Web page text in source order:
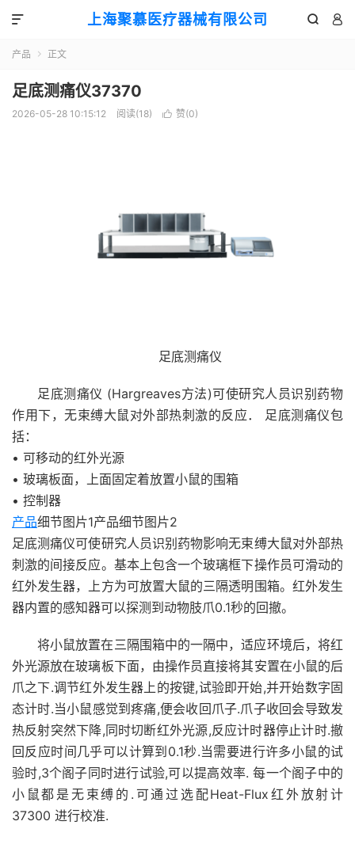
上海聚慕医疗器械有限公司  

产品  正文
足底测痛仪37370
2026-05-28 10:15:12 阅读(18)  赞(0)
足底测痛仪
足底测痛仪 (Hargreaves方法)可使研究人员识别药物
作用下，无束缚大鼠对外部热刺激的反应． 足底测痛仪包
括：
• 可移动的红外光源
• 玻璃板面，上面固定着放置小鼠的围箱
• 控制器
产品细节图片1产品细节图片2
足底测痛仪可使研究人员识别药物影响无束缚大鼠对外部热
刺激的间接反应。基本上包含一个玻璃框下操作员可滑动的
红外发生器，上方为可放置大鼠的三隔透明围箱。红外发生
器内置的感知器可以探测到动物肢爪0.1秒的回撤。
将小鼠放置在三隔围箱中的一隔中，适应环境后，将红
外光源放在玻璃板下面，由操作员直接将其安置在小鼠的后
爪之下.调节红外发生器上的按键,试验即开始,并开始数字固
态计时.当小鼠感觉到疼痛,便会收回爪子.爪子收回会导致发
热反射突然下降,同时切断红外光源,反应计时器停止计时.撤
回反应时间几乎可以计算到0.1秒.当需要进行许多小鼠的试
验时,3个阁子同时进行试验,可以提高效率. 每一个阁子中的
小鼠都是无束缚的.可通过选配Heat-Flux红外放射计
37300 进行校准.